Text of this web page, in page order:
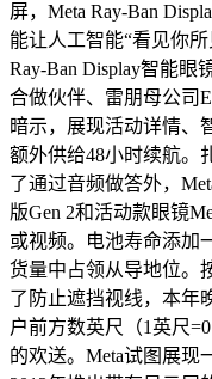
屏，Meta Ray-Ban
能让人工智能“看见你
Ray-Ban Display智能眼
合做伙伴、雷朋母公司
暗示，展现活动详情、
额外供给48小时续航。
了通过音频做答外，
版Gen 2和活动款眼镜
或视频。电池寿命添加
货量中占领从导地位。
了防止遮挡视线，本年
户前方数英尺（1英尺
的欢送。Meta试图展现